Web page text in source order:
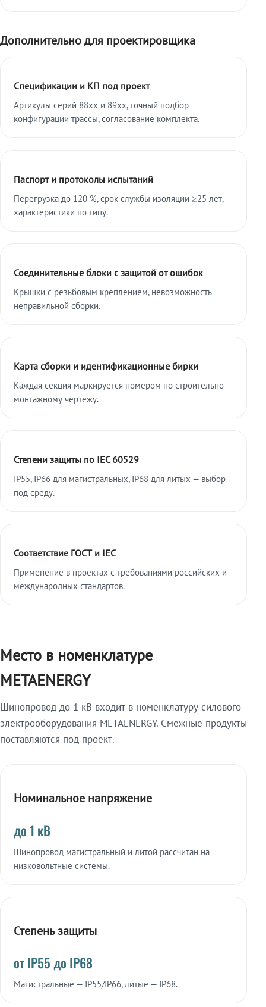
Дополнительно для проектировщика
Спецификации и КП под проект
Артикулы серий 88xx и 89xx, точный подбор
конфигурации трассы, согласование комплекта.
Паспорт и протоколы испытаний
Перегрузка до 120 %, срок службы изоляции ≥25 лет,
характеристики по типу.
Соединительные блоки с защитой от ошибок
Крышки с резьбовым креплением, невозможность
неправильной сборки.
Карта сборки и идентификационные бирки
Каждая секция маркируется номером по строительно-
монтажному чертежу.
Степени защиты по IEC 60529
IP55, IP66 для магистральных, IP68 для литых — выбор
под среду.
Соответствие ГОСТ и IEC
Применение в проектах с требованиями российских и
международных стандартов.
Место в номенклатуре
METAENERGY
Шинопровод до 1 кВ входит в номенклатуру силового
электрооборудования METAENERGY. Смежные продукты
поставляются под проект.
Номинальное напряжение
до 1 кВ
Шинопровод магистральный и литой рассчитан на
низковольтные системы.
Степень защиты
от IP55 до IP68
Магистральные — IP55/IP66, литые — IP68.